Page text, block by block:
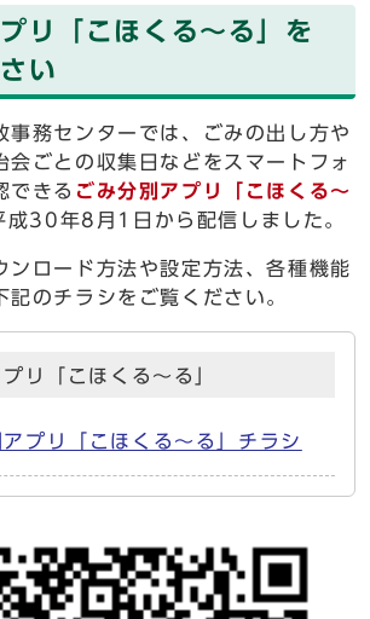
リ「こほくる～る」を
い
務センターでは、ごみの出し方や
会ごとの収集日などをスマートフォ
できる ごみ分別アプリ「こほくる～
成30年8月1日から配信しました。
ロード方法や設定方法、各種機能
記のチラシをご覧ください。
リ「こほくる～る」
アプリ「こほくる～る」チラシ